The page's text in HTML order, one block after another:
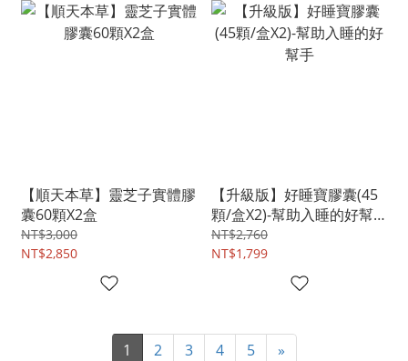
【順天本草】靈芝子實體膠
囊60顆X2盒
NT$3,000
NT$2,850
【升級版】好睡寶膠囊(45
顆/盒X2)-幫助入睡的好幫
手
NT$2,760
NT$1,799
1 2 3 4 5 »